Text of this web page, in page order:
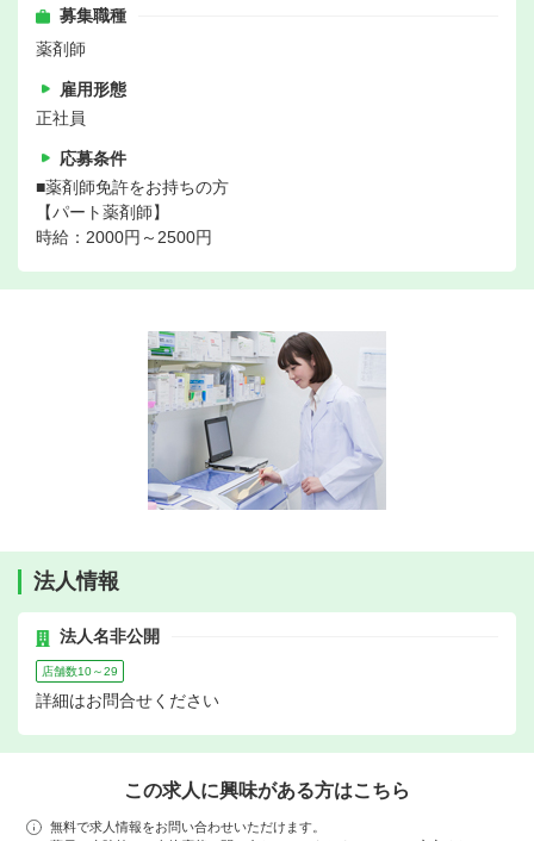
募集職種
薬剤師
雇用形態
正社員
応募条件
■薬剤師免許をお持ちの方
【パート薬剤師】
時給：2000円～2500円
法人情報
法人名非公開
店舗数10～29
詳細はお問合せください
この求人に興味がある方はこちら
無料で求人情報をお問い合わせいただけます。